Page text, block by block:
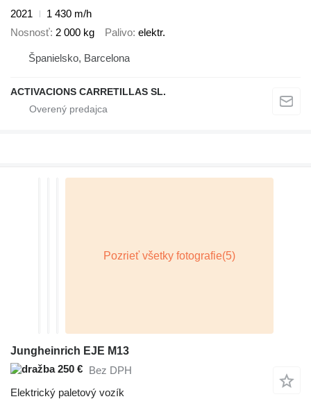
2021
1 430 m/h
Nosnosť 2 000 kg Palivo elektr.
Španielsko, Barcelona
ACTIVACIONS CARRETILLAS SL.
Jungheinrich EJE M13
250 € Bez DPH
Elektrický paletový vozík